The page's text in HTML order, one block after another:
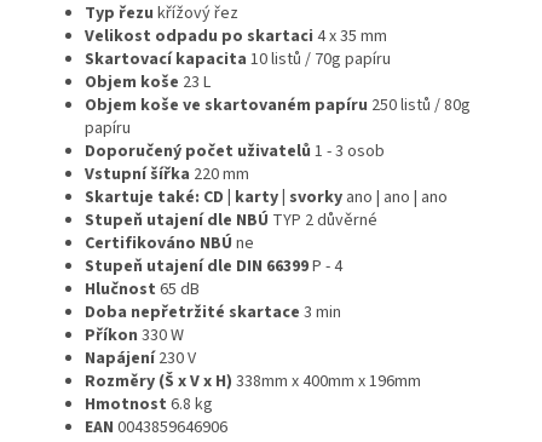
Typ řezu křížový řez
Velikost odpadu po skartaci 4 x 35 mm
Skartovací kapacita 10listů / 70g papíru
Objem koše 23 L
Objem koše ve skartovaném papíru 250listů / 80g
papíru
Doporučený počet uživatelů 1 - 3 osob
Vstupní šířka 220mm
Skartuje také: CD | karty | svorky ano | ano | ano
Stupeň utajení dle NBÚ TYP 2 důvěrné
Certifikováno NBÚ ne
Stupeň utajení dle DIN 66399P - 4
Hlučnost 65 dB
Doba nepřetržité skartace 3 min
Příkon 330W
Napájení 230V
Rozměry (Š x V x H) 338mm x 400mm x 196mm
Hmotnost 6.8 kg
EAN 0043859646906